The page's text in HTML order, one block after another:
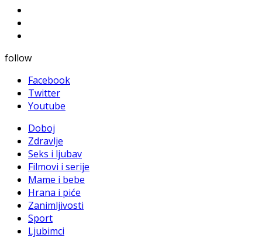
follow
Facebook
Twitter
Youtube
Doboj
Zdravlje
Seks i ljubav
Filmovi i serije
Mame i bebe
Hrana i piće
Zanimljivosti
Sport
Ljubimci